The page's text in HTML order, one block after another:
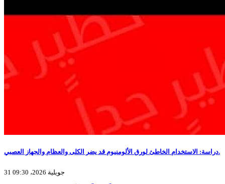
دراسة: الاستخدام الخاطئ لورق الألومنيوم قد يضر الكلى والعظام والجهاز العصبي.
31 جويلية 2026، 09:30